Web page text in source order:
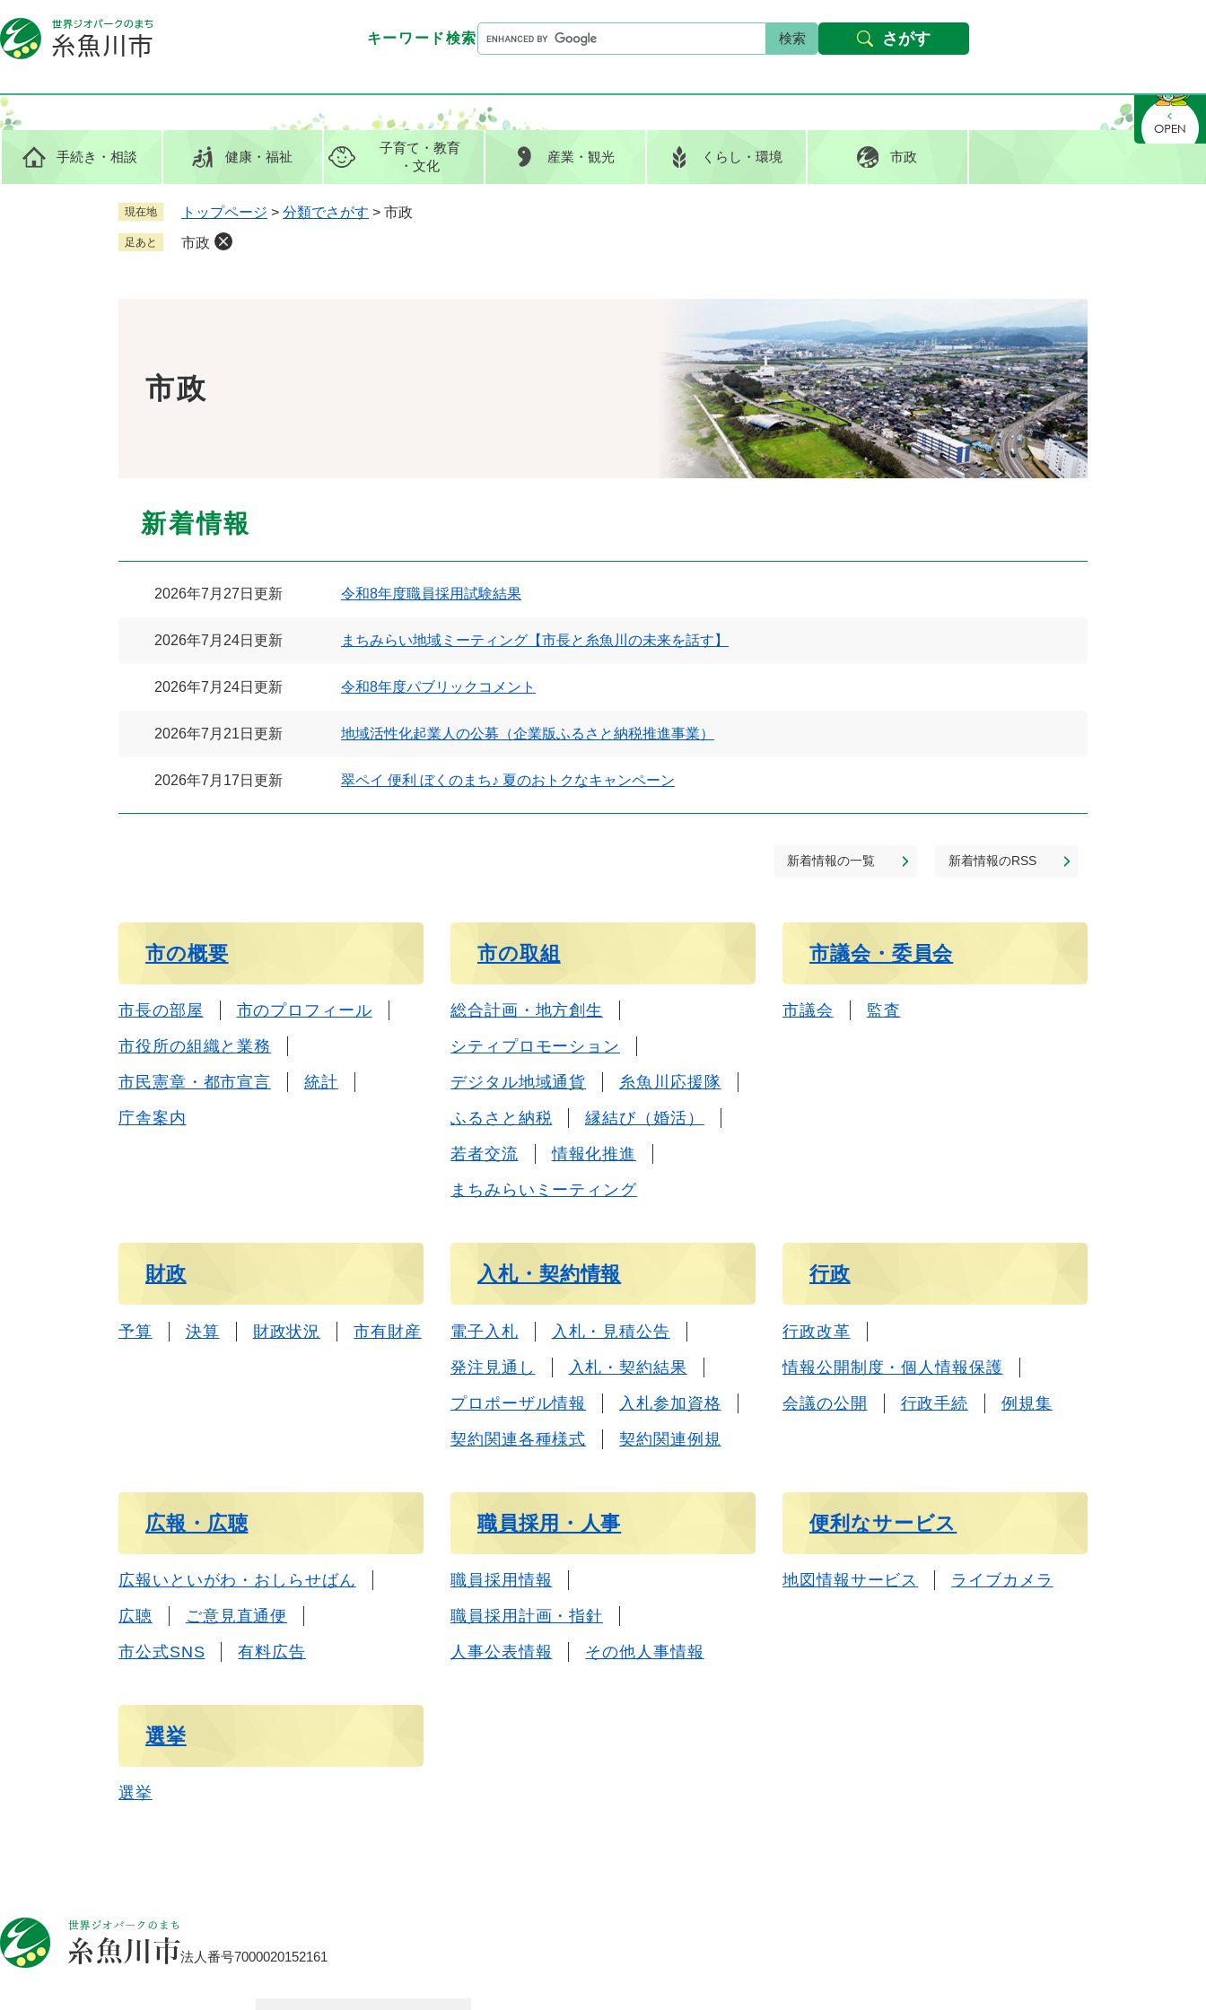
ー
ジ
先
頭
。
ニ
ュ
を
飛
て
本文へ Foreign languages
キーワード検索G
o
e
カ
手続き ・相談 健康・福祉
子育て ・教育
・文化
産業 ・観光 くらし ・環境 市政
キーワード検索
G
o
g
l
ス
さがす
現在地 トップページ > 分類でさがす > 市政
足あと 市政
市政
新着情報
2026年7月27日更新 令和8年度職員採用試験結果
2026年7月24日更新 まちみらい地域ミーティング【市長と糸魚川の未来を話す】
2026年7月24日更新 令和8年度パブリックコメント
2026年7月21日更新 地域活性化起業人の公募（企業版ふるさと納税推進事業）
2026年7月17日更新 翠ペイ 便利 ぼくのまち♪ 夏のおトクなキャンペーン
新着情報の一覧 新着情報のRSS
市の概要
市長の部屋
市のプロフィール
市役所の組織と業務
市民憲章・都市宣言
統計
庁舎案内
市の取組
総合計画・地方創生
シティプロモーション
デジタル地域通貨
糸魚川応援隊
ふるさと納税
縁結び（婚活）
若者交流
情報化推進
まちみらいミーティング
市議会・委員会
市議会 監査
財政
予算 決算 財政状況 市有財産
入札・契約情報
電子入札
入札・見積公告
発注見通し
入札・契約結果
プロポーザル情報
入札参加資格
契約関連各種様式
契約関連例規
行政
行政改革
情報公開制度・個人情報保護
会議の公開
行政手続 例規集
広報・広聴
広報いといがわ・おしらせばん
広聴
ご意見直通便
市公式SNS
有料広告
職員採用・人事
職員採用情報
職員採用計画・指針
人事公表情報
その他人事情報
便利なサービス
地図情報サービス ライブカメラ
選挙
選挙
法人番号7000020152161